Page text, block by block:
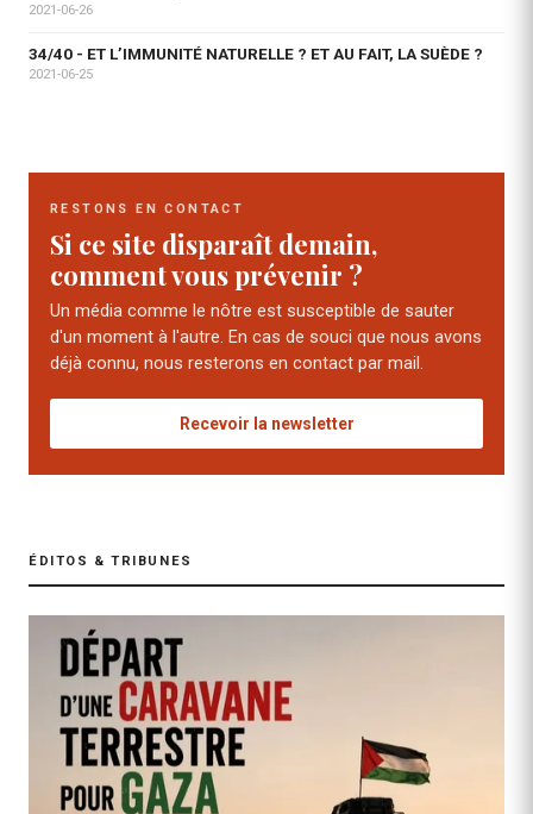
2021-06-26
34/40 - ET L’IMMUNITÉ NATURELLE ? ET AU FAIT, LA SUÈDE ?
2021-06-25
RESTONS EN CONTACT
Si ce site disparaît demain,
comment vous prévenir ?
Un média comme le nôtre est susceptible de sauter
d'un moment à l'autre. En cas de souci que nous avons
déjà connu, nous resterons en contact par mail.
Recevoir la newsletter
ÉDITOS & TRIBUNES